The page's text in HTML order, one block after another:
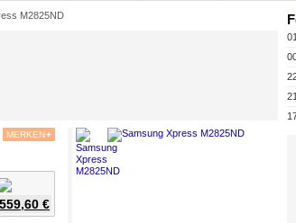
M2825ND
MERKEN+
559,60 €